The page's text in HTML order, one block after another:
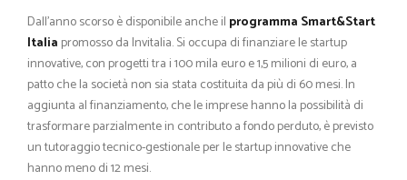
Dall’anno scorso è disponibile anche il programma Smart&Start
Italia promosso da Invitalia. Si occupa di finanziare le startup
innovative, con progetti tra i 100 mila euro e 1,5 milioni di euro, a
patto che la società non sia stata costituita da più di 60 mesi. In
aggiunta al finanziamento, che le imprese hanno la possibilità di
trasformare parzialmente in contributo a fondo perduto, è previsto
un tutoraggio tecnico-gestionale per le startup innovative che
hanno meno di 12 mesi.